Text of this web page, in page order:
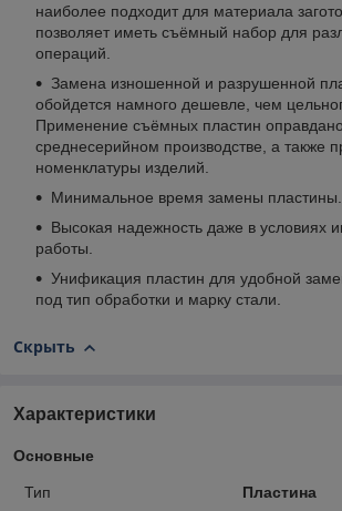
наиболее подходит для материала
позволяет иметь съёмный набор для
операций.
Замена изношенной и разрушенной
обойдется намного дешевле, чем
Применение съёмных пластин
среднесерийном производстве, а также
номенклатуры изделий.
Минимальное время замены пластины.
Высокая надежность даже в условиях
работы.
Унификация пластин для удобной
под тип обработки и марку стали.
Скрыть
Характеристики
Основные
Тип
Пластина